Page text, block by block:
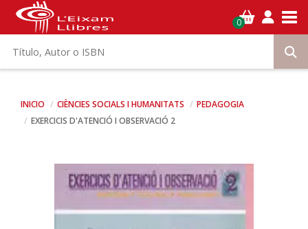
0
INICIO CIÈNCIES SOCIALS I HUMANITATS
PEDAGOGIA
EXERCICIS D'ATENCIÓ I OBSERVACIÓ 2